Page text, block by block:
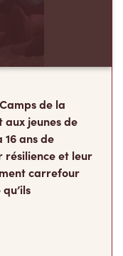
de la
jeunes de
16 ans de
résilience et leur
carrefour